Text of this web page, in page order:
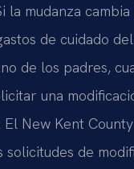
la mudanza
de cuidado
de los padres,
una
El New Kent
solicitudes de